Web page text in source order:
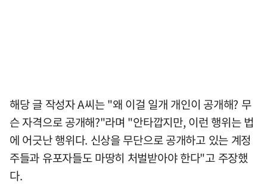
해당 글 작성자 A씨는 "왜 이걸 일개 개인이 공개해? 무
슨 자격으로 공개해?"라며 "안타깝지만, 이런 행위는 법
에 어긋난 행위다. 신상을 무단으로 공개하고 있는 계정
주들과 유포자들도 마땅히 처벌받아야 한다"고 주장했
다.